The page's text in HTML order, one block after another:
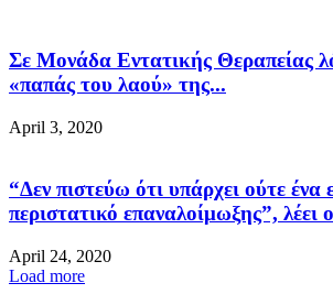
Σε Μονάδα Εντατικής Θεραπείας
«παπάς του λαού» της...
April 3, 2020
“Δεν πιστεύω ότι υπάρχει ούτε ένα
περιστατικό επαναλοίμωξης”, λέει
April 24, 2020
Load more